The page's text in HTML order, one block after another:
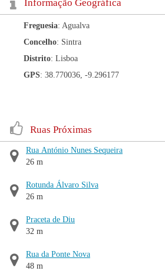
Informação Geográfica
Freguesia: Agualva
Concelho: Sintra
Distrito: Lisboa
GPS: 38.770036, -9.296177
Ruas Próximas
Rua António Nunes Sequeira
26 m
Rotunda Álvaro Silva
26 m
Praceta de Diu
32 m
Rua da Ponte Nova
48 m